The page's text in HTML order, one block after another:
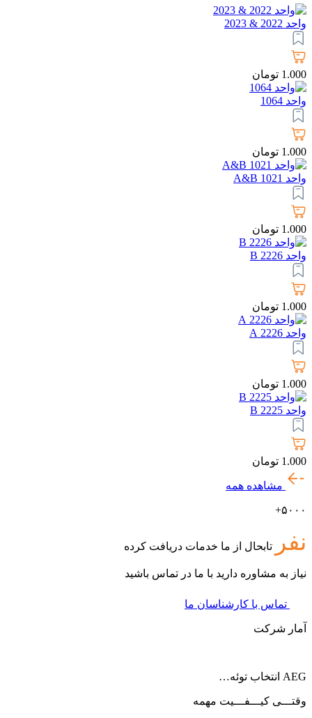
واحد 2022 & 2023
1.000 تومان
واحد 1064
1.000 تومان
واحد 1021 A&B
1.000 تومان
واحد 2226 B
1.000 تومان
واحد 2226 A
1.000 تومان
واحد 2225 B
1.000 تومان
مشاهده همه
۵۰۰۰+
نفر تابحال از ما خدمات دریافت کرده
نیاز به مشاوره دارید با ما در تماس باشید
تماس با کارشناسان ما
آمار شرکت
AEG انتخاب توئه…
وقتـــی کیـــفـــیت مهمه